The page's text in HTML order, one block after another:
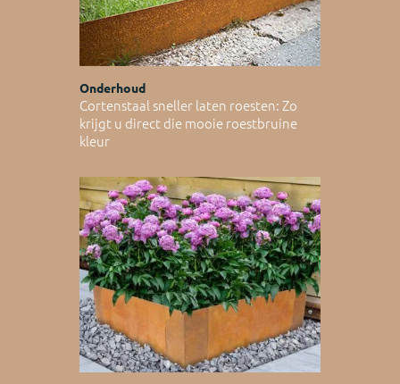
Onderhoud
Cortenstaal sneller laten roesten: Zo
krijgt u direct die mooie roestbruine
kleur